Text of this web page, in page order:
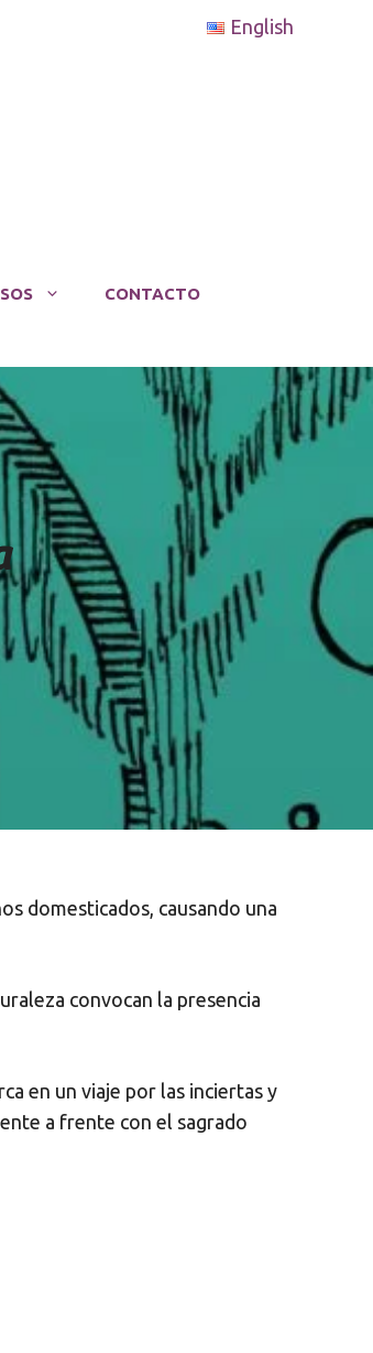
English
CONTACTO
domesticados, causando una
convocan la presencia
en un viaje por las inciertas y
a frente con el sagrado